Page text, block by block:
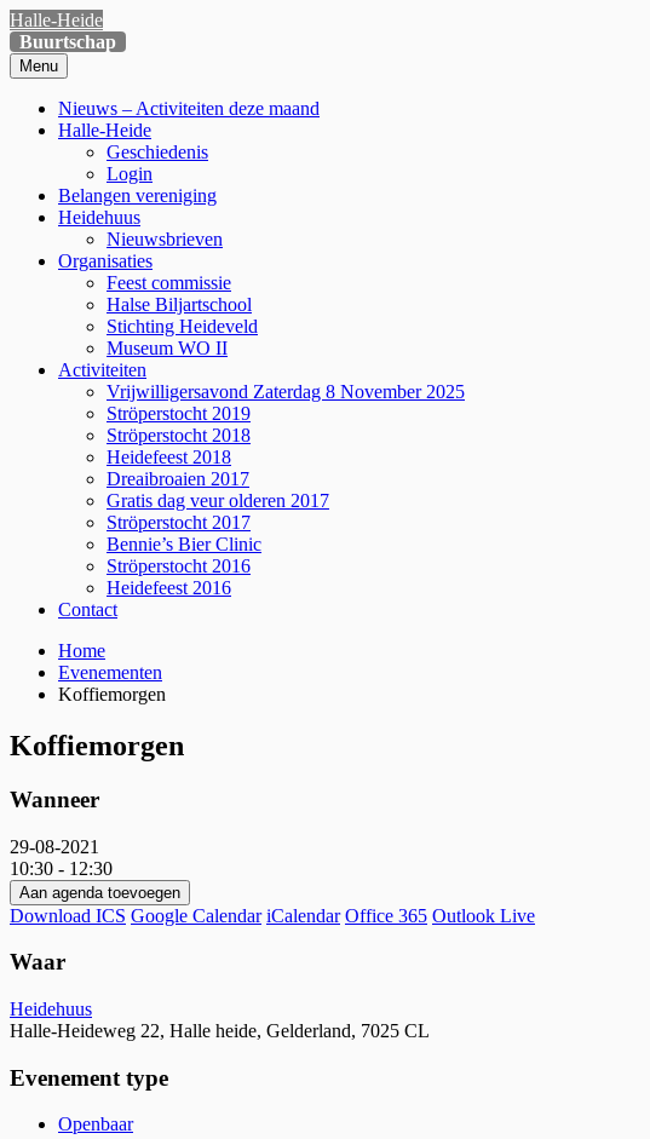
Skip
to
content
Halle-Heide
Buurtschap
Menu
Primary
Menu
Nieuws – Activiteiten deze maand
Halle-Heide
Geschiedenis
Login
Belangen vereniging
Heidehuus
Nieuwsbrieven
Organisaties
Feest commissie
Halse Biljartschool
Stichting Heideveld
Museum WO II
Activiteiten
Vrijwilligersavond Zaterdag 8 November 2025
Ströperstocht 2019
Ströperstocht 2018
Heidefeest 2018
Dreaibroaien 2017
Gratis dag veur olderen 2017
Ströperstocht 2017
Bennie’s Bier Clinic
Ströperstocht 2016
Heidefeest 2016
Contact
Breadcrumbs
Home
Evenementen
Koffiemorgen
Koffiemorgen
Wanneer
29-08-2021
10:30 - 12:30
Aan agenda toevoegen
Download ICS Google Calendar iCalendar Office 365 Outlook Live
Waar
Heidehuus
Halle-Heideweg 22, Halle heide, Gelderland, 7025 CL
Evenement type
Openbaar